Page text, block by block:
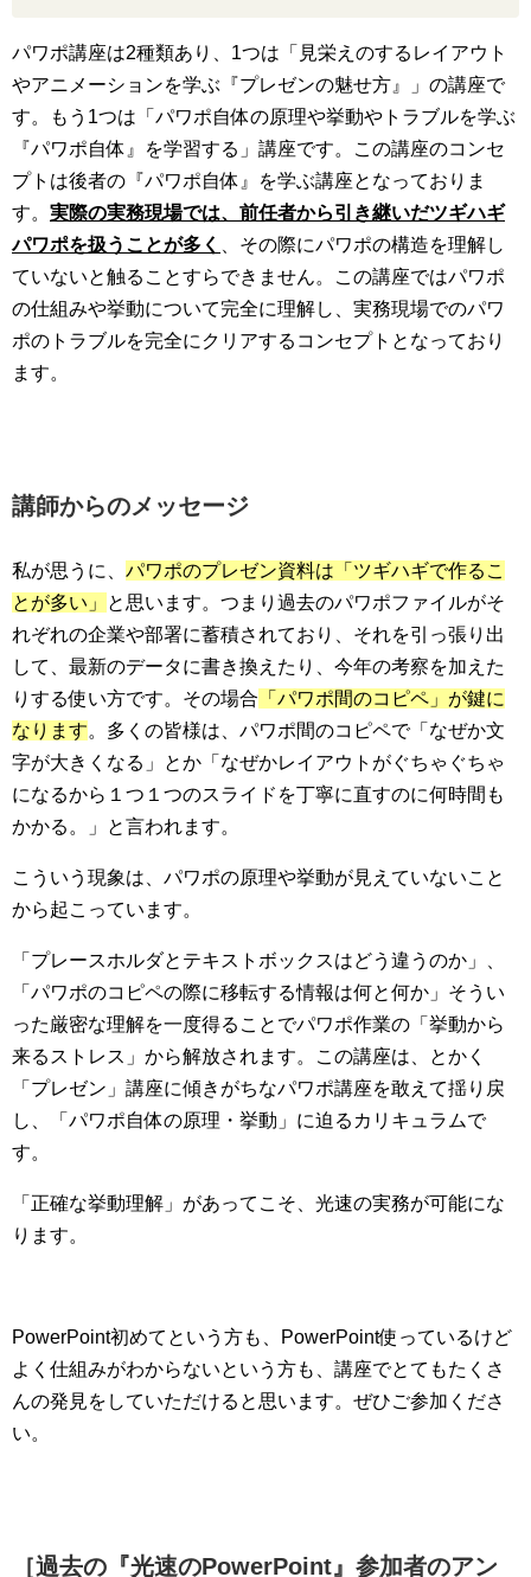
パワポ講座は2種類あり、1つは「見栄えのするレイアウト
やアニメーションを学ぶ『プレゼンの魅せ方』」の講座で
す。もう1つは「パワポ自体の原理や挙動やトラブルを学ぶ
『パワポ自体』を学習する」講座です。この講座のコンセ
プトは後者の『パワポ自体』を学ぶ講座となっておりま
す。 実際の実務現場では、前任者から引き継いだツギハギ
パワポを扱うことが多く
、その際にパワポの構造を理解し
ていないと触ることすらできません。この講座ではパワポ
の仕組みや挙動について完全に理解し、実務現場でのパワ
ポのトラブルを完全にクリアするコンセプトとなっており
ます。
講師からのメッセージ
私が思うに、 パワポのプレゼン資料は「ツギハギで作るこ
とが多い」
と思います。つまり過去のパワポファイルがそ
れぞれの企業や部署に蓄積されており、それを引っ張り出
して、最新のデータに書き換えたり、今年の考察を加えた
りする使い方です。その場合 「パワポ間のコピペ」が鍵に
なります。多くの皆様は、パワポ間のコピペで「なぜか文
字が大きくなる」とか「なぜかレイアウトがぐちゃぐちゃ
になるから１つ１つのスライドを丁寧に直すのに何時間も
かかる。」と言われます。
こういう現象は、パワポの原理や挙動が見えていないこと
から起こっています。
「プレースホルダとテキストボックスはどう違うのか」、
「パワポのコピペの際に移転する情報は何と何か」そうい
った厳密な理解を一度得ることでパワポ作業の「挙動から
来るストレス」から解放されます。この講座は、とかく
「プレゼン」講座に傾きがちなパワポ講座を敢えて揺り戻
し、「パワポ自体の原理・挙動」に迫るカリキュラムで
す。
「正確な挙動理解」があってこそ、光速の実務が可能にな
ります。
PowerPoint初めてという方も、PowerPoint使っているけど
よく仕組みがわからないという方も、講座でとてもたくさ
んの発見をしていただけると思います。ぜひご参加くださ
い。
［過去の『光速のPowerPoint』参加者のアン